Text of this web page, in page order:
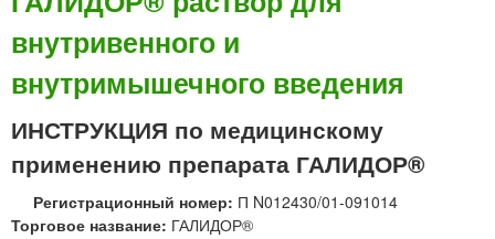
л
е
Н
А
Т
О
т
б
л
е
внутривенного и
внутримышечного введения
ИНСТРУКЦИЯ по медицинскому
применению препарата ГАЛИДОР®
Регистрационный номер: П N012430/01-091014
Торговое название: ГАЛИДОР®